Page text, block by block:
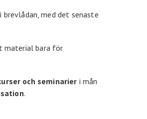
brevlådan, med det senaste
material bara för
och seminarier i mån
.